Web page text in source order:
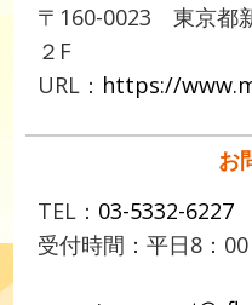
〒160-0023 東京都
２F
URL： https://
お
TEL： 03-5332-6227
受付時間：平日8：